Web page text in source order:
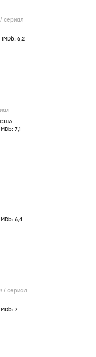
/ сериал
IMDb: 6,2
США
7,1
6,4
/ сериал
7